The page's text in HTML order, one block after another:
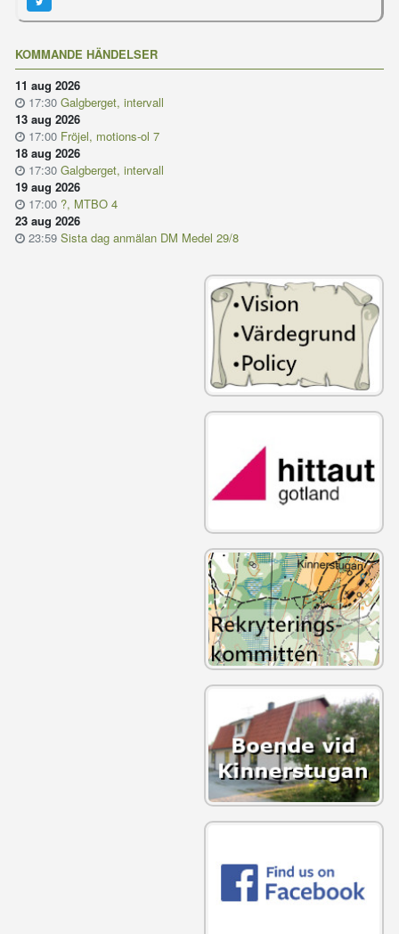
KOMMANDE HÄNDELSER
11 aug 2026
17:30 Galgberget, intervall
13 aug 2026
17:00 Fröjel, motions-ol 7
18 aug 2026
17:30 Galgberget, intervall
19 aug 2026
17:00 ?, MTBO 4
23 aug 2026
23:59 Sista dag anmälan DM Medel 29/8